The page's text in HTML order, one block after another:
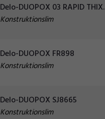
Delo-DUOPOX 03 RAPID THIX.
Konstruktionslim
Delo-DUOPOX FR898
Konstruktionslim
Delo-DUOPOX SJ8665
Konstruktionslim